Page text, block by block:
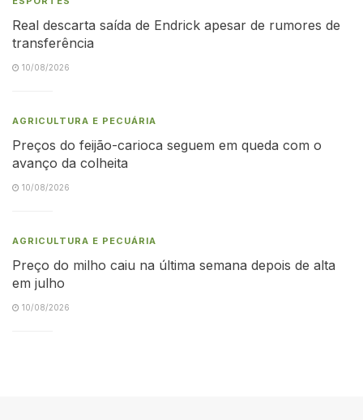
Real descarta saída de Endrick apesar de rumores de
transferência
10/08/2026
AGRICULTURA E PECUÁRIA
Preços do feijão-carioca seguem em queda com o
avanço da colheita
10/08/2026
AGRICULTURA E PECUÁRIA
Preço do milho caiu na última semana depois de alta
em julho
10/08/2026